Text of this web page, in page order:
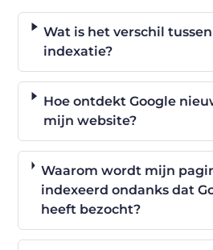
Wat is het verschil
indexatie?
Hoe ontdekt Google
mijn website?
Waarom wordt mijn
indexeerd ondanks dat
heeft bezocht?